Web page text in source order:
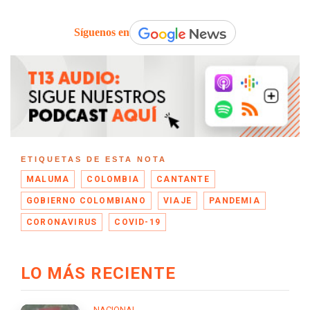
Síguenos en
ETIQUETAS DE ESTA NOTA
MALUMA COLOMBIA CANTANTE
GOBIERNO COLOMBIANO VIAJE PANDEMIA
CORONAVIRUS COVID-19
LO MÁS RECIENTE